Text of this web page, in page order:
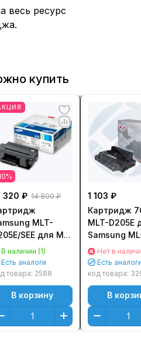
весь ресурс
купить
320 ₽ 14 800 ₽
MLT-
SEE для ML-
SCX-5637
Оригинальный
подходит для
3310)
В наличии (1)
Есть аналоги
товара: 2588
В корзину
1 103 ₽
Картридж
MLT-D205E
Samsung
SCX-5637
(10000стр.)
Нет в
Есть
код товара:
В